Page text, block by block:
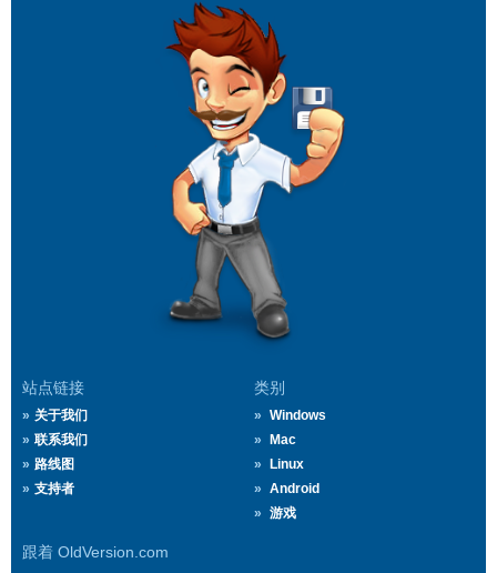
站点链接
关于我们
联系我们
路线图
支持者
类别
Windows
Mac
Linux
Android
游戏
跟着 OldVersion.com